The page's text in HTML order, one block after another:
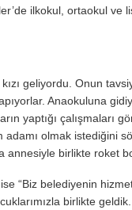
ilkokul, ortaokul ve
geliyordu. Onun
Anaokuluna
yaptığı çalışmaları
adamı olmak istediğini
annesiyle birlikte roket
“Biz belediyenin
birlikte geldik.